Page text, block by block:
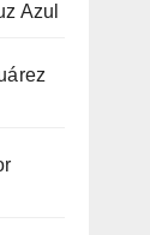
Azul